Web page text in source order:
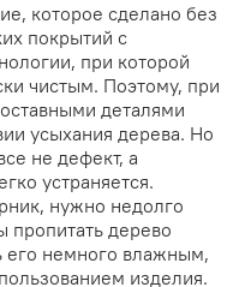
которое сделано без
покрытий с
при которой
чистым. Поэтому, при
деталями
усыхания дерева. Но
не дефект, а
устраняется.
нужно недолго
пропитать дерево
его немного влажным,
изделия.